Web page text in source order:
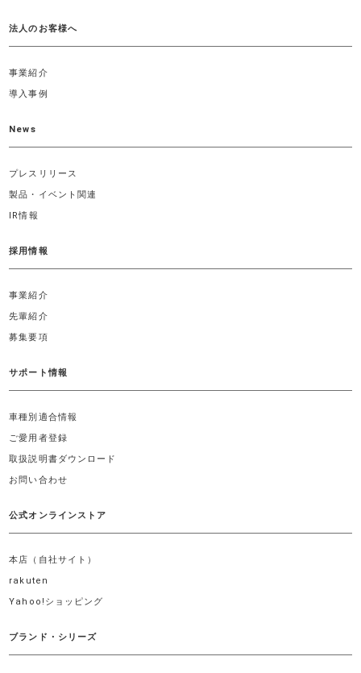
法人のお客様へ
事業紹介
導入事例
News
プレスリリース
製品・イベント関連
IR情報
採用情報
事業紹介
先輩紹介
募集要項
サポート情報
車種別適合情報
ご愛用者登録
取扱説明書ダウンロード
お問い合わせ
公式オンラインストア
本店（自社サイト）
rakuten
Yahoo!ショッピング
ブランド・シリーズ